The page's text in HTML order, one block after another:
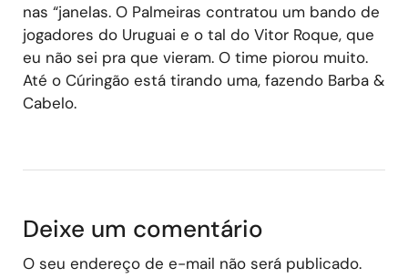
nas “janelas. O Palmeiras contratou um bando de
jogadores do Uruguai e o tal do Vitor Roque, que
eu não sei pra que vieram. O time piorou muito.
Até o Cúringão está tirando uma, fazendo Barba &
Cabelo.
Deixe um comentário
O seu endereço de e-mail não será publicado.